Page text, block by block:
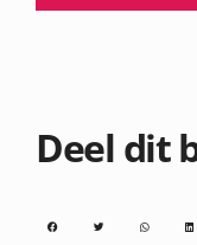
Deel dit